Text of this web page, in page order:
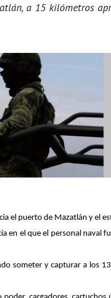
a 15 kilómetros
el puerto de Mazatlán y el
en el que el personal naval
someter y capturar a los